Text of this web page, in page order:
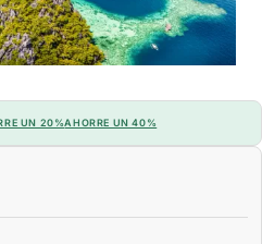
UN 20%AHORRE UN 40%